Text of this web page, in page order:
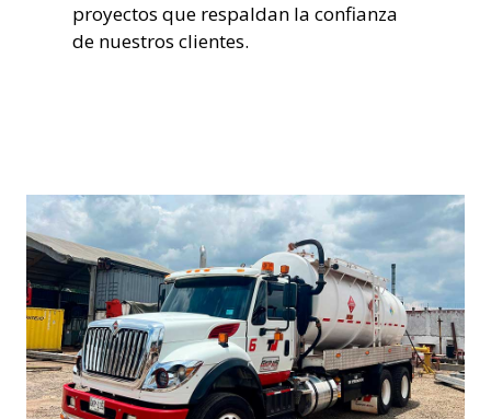
proyectos que respaldan la confianza
de nuestros clientes.